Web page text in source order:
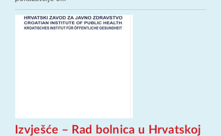
Izvješće – Rad bolnica u Hrvatskoj